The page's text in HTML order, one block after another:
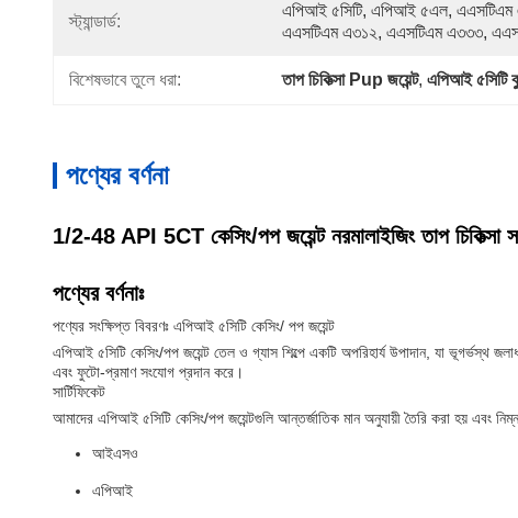
স্ট্যান্ডার্ড:
এপিআই ৫সিটি, এপিআই ৫এল,
এএসটিএম এ৩১২, এএসটিএম এ৩৩৩,
বিশেষভাবে তুলে ধরা: তাপ চিকিত্সা Pup জয়েন্ট, এপিআই ৫সিটি
পণ্যের বর্ণনা
1/2-48 API 5CT কেসিং/পপ জয়েন্ট নরমালাইজিং তাপ চিকিত্সা
পণ্যের বর্ণনাঃ
পণ্যের সংক্ষিপ্ত বিবরণঃ এপিআই ৫সিটি কেসিং/ পপ জয়েন্ট
এপিআই ৫সিটি কেসিং/পপ জয়েন্ট তেল ও গ্যাস শিল্পে একটি অপরিহার্য উপাদান, যা ভূগর্ভস্থ
এবং ফুটো-প্রমাণ সংযোগ প্রদান করে।
সার্টিফিকেট
আমাদের এপিআই ৫সিটি কেসিং/পপ জয়েন্টগুলি আন্তর্জাতিক মান অনুযায়ী তৈরি করা হয় এবং
আইএসও
এপিআই